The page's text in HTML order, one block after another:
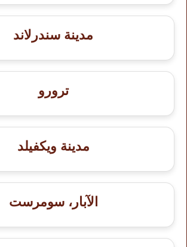
مدينة سندرلاند
ترورو
مدينة ويكفيلد
الآبار، سومرست